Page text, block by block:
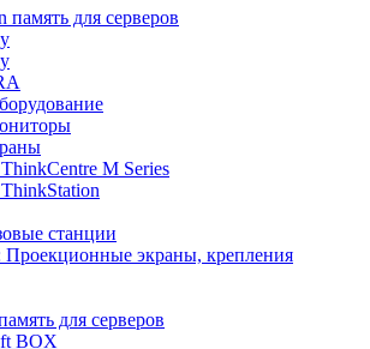
память для серверов
M Series
станции
Проекционные экраны, крепления
для серверов
BOX